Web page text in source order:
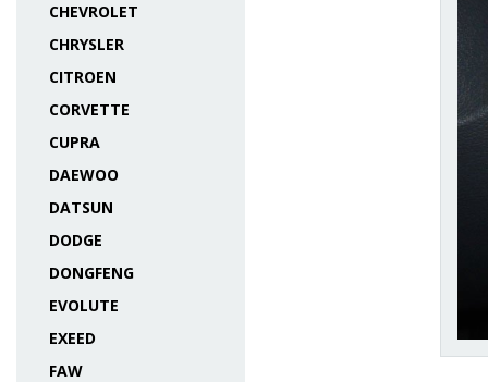
CHEVROLET
CHRYSLER
CITROEN
CORVETTE
CUPRA
DAEWOO
DATSUN
DODGE
DONGFENG
EVOLUTE
EXEED
FAW